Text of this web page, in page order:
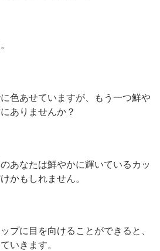
色あせていますが、もう一つ鮮や
ありませんか？
あなたは鮮やかに輝いているカッ
かもしれません。
プに目を向けることができると、
いきます。